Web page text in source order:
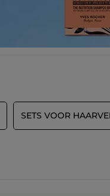
SETS VOOR